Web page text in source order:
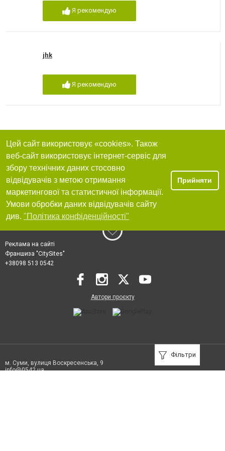
Я рекомендую
jhk
Я рекомендую
Фільтри
Цей сайт використовує «cookies». Також
веб-сайт використовує інтернет-сервіс для
збору технічних даних стосовно
відвідувачів з метою отримання
маркетингової та статистичної інформації.
Умови обробки даних відвідувачів сайту
див. "Політика конфіденційності"
Прийняти
Реклама на сайті
Франшиза "CitySites"
+38098 513 0542
Автори проєкту
м. Суми, вулиця Воскресенська, 9
info@0542.ua